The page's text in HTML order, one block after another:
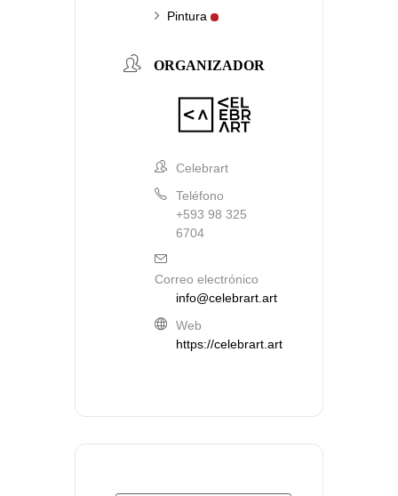
Pintura
ORGANIZADOR
Celebrart
Teléfono
+593 98 325
6704
Correo electrónico
info@celebrart.art
Web
https://celebrart.art